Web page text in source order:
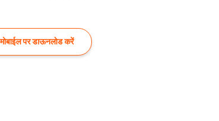
मोबाईल पर डाऊनलोड करें